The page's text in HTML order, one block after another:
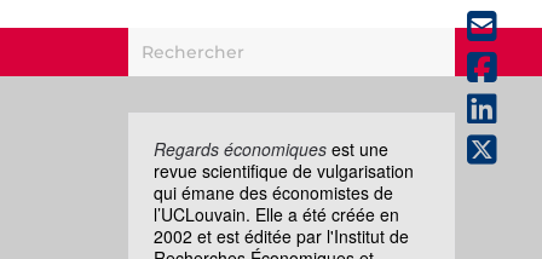
Regards économiques est une
revue scientifique de vulgarisation
qui émane des économistes de
l’UCLouvain. Elle a été créée en
2002 et est éditée par l'Institut de